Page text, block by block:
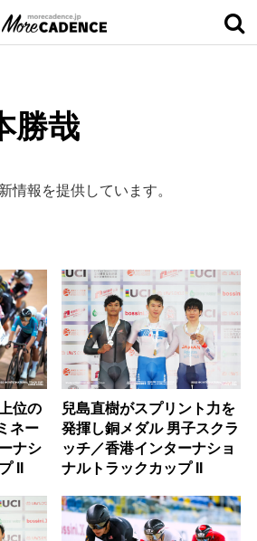
勝哉
情報を提供しています。
位の
ネー
ナシ
II
兒島直樹がスプリント力を
発揮し銅メダル 男子スクラ
ッチ／香港インターナショ
ナルトラックカップ II